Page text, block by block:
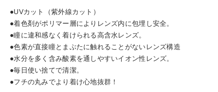
●UVカット（紫外線カット）
●着色剤がポリマー層によりレンズ内に包埋し安全。
●瞳に違和感なく着けられる高含水レンズ。
●色素が直接瞳とまぶたに触れることがないレンズ構造
●水分を多く含み酸素を通しやすいイオン性レンズ。
●毎日使い捨てで清潔。
●フチの丸みでより着け心地抜群！